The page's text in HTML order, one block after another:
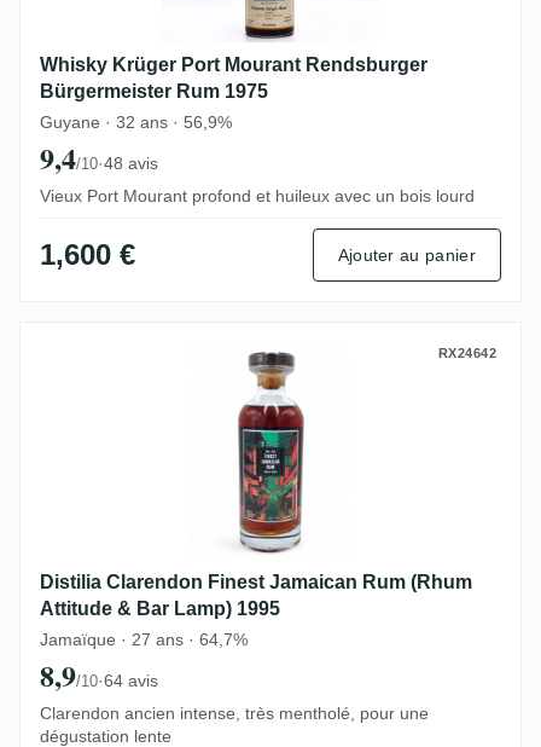
Whisky Krüger Port Mourant Rendsburger
Bürgermeister Rum 1975
Guyane · 32 ans · 56,9%
9,4/10·48 avis
Vieux Port Mourant profond et huileux avec un bois lourd
1,600 € Ajouter au panier
Distilia Clarendon Finest Jamaican Rum
RX24642
Distilia Clarendon Finest Jamaican Rum (Rhum
Attitude & Bar Lamp) 1995
Jamaïque · 27 ans · 64,7%
8,9/10·64 avis
Clarendon ancien intense, très mentholé, pour une
dégustation lente